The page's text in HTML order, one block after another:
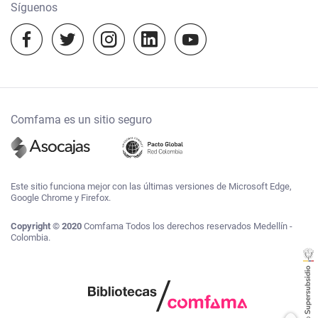
Notificaciones judiciales:
notificacionesjudiciales@comfama.com.co
Experiencias Comfama
Temporada escolar 2023
Síguenos
Comfama es un sitio seguro
Este sitio funciona mejor con las últimas versiones de Microsoft Edge,
Google Chrome y Firefox.
Copyright © 2020 Comfama Todos los derechos reservados Medellín -
Colombia.